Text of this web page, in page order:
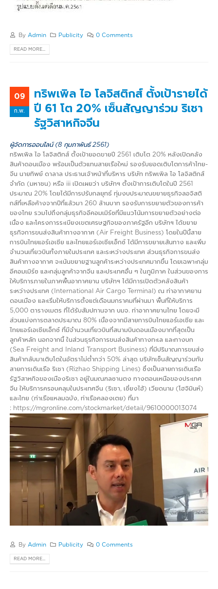
By Admin Publicity 0 Comments
READ MORE...
09
ก.พ.
ทริพเพิล ไอ โลจิสติกส์ ตั้งเป้ารายได้
ปี 61 โต 20% เซ็นสัญญาร่วม ริเชา
รัฐวิสาหกิจจีน
ผู้จัดการออนไลน์ (8 กุมภาพันธ์ 2561)
ทริพเพิล ไอ โลจิสติกส์ ตั้งเป้ายอดขายปี 2561 เติบโต 20% หลังเปิดคลัง
สินค้าดอนเมือง พร้อมเป็นตัวแทนสายเรือใหม่ รองรับยอดเติบโตการค้าไทย-
จีน นายทิพย์ ดาลาล ประธานเจ้าหน้าที่บริหาร บริษัท ทริพเพิล ไอ โลจิสติกส์
จำกัด (มหาชน) หรือ iii เปิดเผยว่า บริษัทฯ ตั้งเป้าการเติบโตในปี 2561
ประมาณ 20% โดยได้มีการปรับกลยุทธ์ ทุ่มงบประมาณขยายธุรกิจลอจิสติ
กส์ที่เหลือค้างจากปีที่แล้วมา 260 ล้านบาท รองรับการขยายตัวของการค้า
ของไทย รวมไปถึงกลุ่มธุรกิจอีคอมเมิร์ซที่มีแนวโน้มการขยายตัวอย่างต่อ
เนื่อง และโครงการระเบียงเขตเศรษฐกิจของภาครัฐอีก บริษัทฯ ได้ขยาย
ธุรกิจการขนส่งสินค้าทางอากาศ (Air Freight Business) โดยในปีนี้สาย
การบินไทยแอร์เอเชีย และไทยแอร์เอเชียเอ็กซ์ ได้มีการขยายเส้นทาง และเพิ่ม
จำนวนเที่ยวบินทั้งภายในประเทศ และระหว่างประเทศ ส่วนธุรกิจการขนส่ง
สินค้าทางอากาศ จะเน้นขยายฐานลูกค้าระหว่างประเทศมากขึ้น โดยเฉพาะกลุ่ม
อีคอมเมิร์ซ และกลุ่มลูกค้าจากจีน และประเทศอื่น ๆ ในภูมิภาค ในส่วนของการ
ให้บริการภายในภาคพื้นอากาศยาน บริษัทฯ ได้มีการเปิดตัวคลังสินค้า
ระหว่างประเทศ (International Air Cargo Terminal) ณ ท่าอากาศยาน
ดอนเมือง และเริ่มให้บริการตั้งแต่เดือนมกราคมที่ผ่านมา พื้นที่ให้บริการ
5,000 ตารางเมตร ที่ได้รับสัมปทานจาก บมจ. ท่าอากาศยานไทย โดยจะมี
ส่วนแบ่งการตลาดประมาณ 80% เนื่องจากมีสายการบินไทยแอร์เอเชีย และ
ไทยแอร์เอเชียเอ็กซ์ ที่มีจำนวนเที่ยวบินที่สนามบินดอนเมืองมากที่สุดเป็น
ลูกค้าหลัก นอกจากนี้ ในส่วนธุรกิจการขนส่งสินค้าทางทะเล และทางบก
(Sea Freight and Inland Transport Business) ที่มีปริมาณการขนส่ง
สินค้ากลับมาเติบโตในอัตราไม่ต่ำกว่า 50% ล่าสุด บริษัทเซ็นสัญญาร่วมกับ
สายการเดินเรือ ริเชา (Rizhao Shipping Lines) ซึ่งเป็นสายการเดินเรือ
รัฐวิสาหกิจของเมืองริเชา อยู่ในมณฑลซานตง ทางตอนเหนือของประเทศ
จีน ให้บริการครอบคลุมในประเทศจีน (ริเชา, เซี่ยงไฮ้) เวียดนาม (โฮจิมินห์)
และไทย (ท่าเรือแหลมฉบัง, ท่าเรือคลองเตย) ที่มา
: https://mgronline.com/stockmarket/detail/9610000013074
By Admin Publicity 0 Comments
READ MORE...